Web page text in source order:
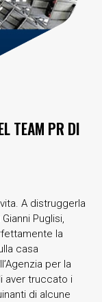
TEAM PR DI
A distruggerla
Puglisi,
la
casa
per la
aver truccato i
di alcune